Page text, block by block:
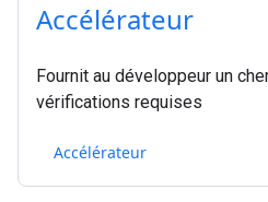
Accélérateur
Fournit au développeur un
vérifications requises
Accélérateur